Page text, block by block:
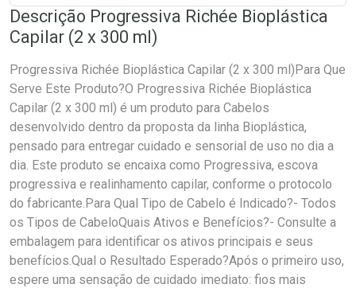
Descrição Progressiva Richée Bioplástica
Capilar (2 x 300 ml)
Progressiva Richée Bioplástica Capilar (2 x 300 ml)Para Que
Serve Este Produto?O Progressiva Richée Bioplástica
Capilar (2 x 300 ml) é um produto para Cabelos
desenvolvido dentro da proposta da linha Bioplástica,
pensado para entregar cuidado e sensorial de uso no dia a
dia. Este produto se encaixa como Progressiva, escova
progressiva e realinhamento capilar, conforme o protocolo
do fabricante.Para Qual Tipo de Cabelo é Indicado?- Todos
os Tipos de CabeloQuais Ativos e Benefícios?- Consulte a
embalagem para identificar os ativos principais e seus
benefícios.Qual o Resultado Esperado?Após o primeiro uso,
espere uma sensação de cuidado imediato: fios mais